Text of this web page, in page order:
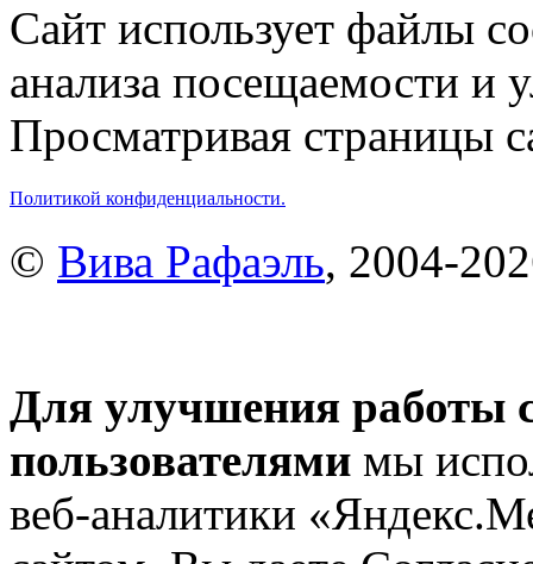
Сайт использует файлы
анализа посещаемости и
Просматривая страницы
Политикой конфиденциальности.
© Вива Рафаэль, 2004-
Для улучшения работы
пользователями мы
веб-аналитики